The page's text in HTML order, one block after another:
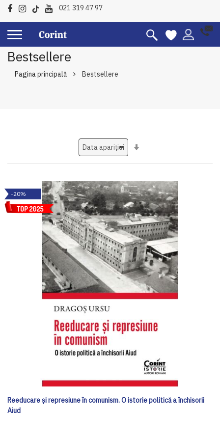
021 319 47 97
Bestsellere
Pagina principală Bestsellere
-20%
Reeducare și represiune în comunism. O istorie politică a închisorii
Aiud